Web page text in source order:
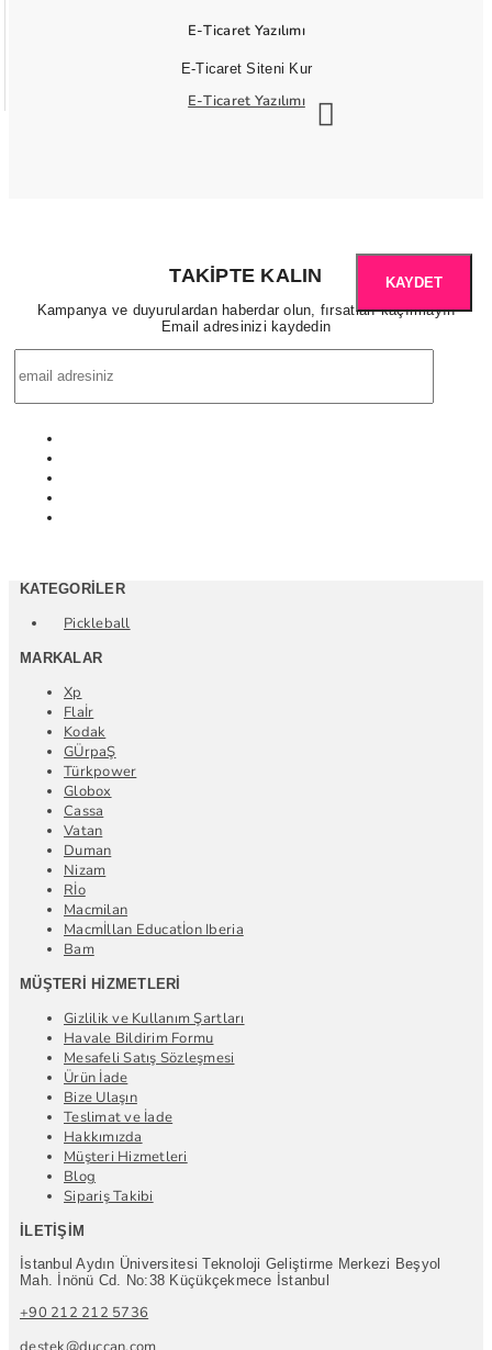
E-Ticaret Yazılımı
E-Ticaret Siteni Kur
E-Ticaret Yazılımı
TAKIPTE KALIN
Kampanya ve duyurulardan haberdar olun, fırsatları kaçırmayın
Email adresinizi kaydedin
KAYDET
KATEGORILER
Pickleball
MARKALAR
Xp
Flaİr
Kodak
GÜrpaŞ
Türkpower
Globox
Cassa
Vatan
Duman
Nizam
Rİo
Macmilan
Macmİllan Educatİon Iberia
Bam
MÜŞTERI HIZMETLERI
Gizlilik ve Kullanım Şartları
Havale Bildirim Formu
Mesafeli Satış Sözleşmesi
Ürün İade
Bize Ulaşın
Teslimat ve İade
Hakkımızda
Müşteri Hizmetleri
Blog
Sipariş Takibi
İLETIŞIM
İstanbul Aydın Üniversitesi Teknoloji Geliştirme Merkezi Beşyol
Mah. İnönü Cd. No:38 Küçükçekmece İstanbul
+90 212 212 5736